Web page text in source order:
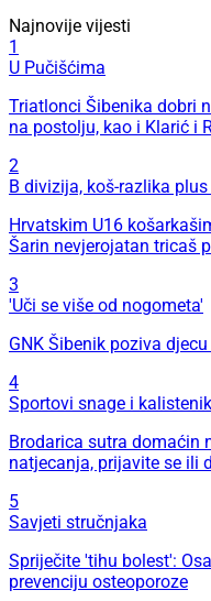
Najnovije vijesti
1
U Pučišćima
Triatlonci Šibenika dobri
na postolju, kao i Klarić i
2
B divizija, koš-razlika
Hrvatskim U16
Šarin nevjerojatan tricaš
3
'Uči se više od nogometa'
GNK Šibenik poziva
4
Sportovi snage i
Brodarica sutra domaćin
natjecanja, prijavite se ili
5
Savjeti stručnjaka
Spriječite 'tihu bolest':
prevenciju osteoporoze